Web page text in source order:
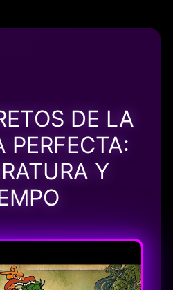
DE LA
PERFECTA:
Y